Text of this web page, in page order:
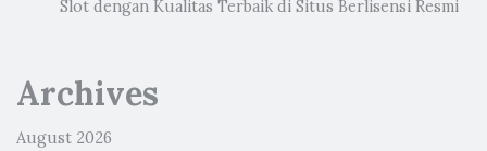
Slot dengan Kualitas Terbaik di Situs Berlisensi Resmi
Archives
August 2026